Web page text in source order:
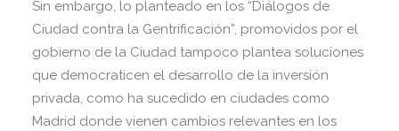
Sin embargo, lo planteado en los “Diálogos de
Ciudad contra la Gentrificación”, promovidos por el
gobierno de la Ciudad tampoco plantea soluciones
que democraticen el desarrollo de la inversión
privada, como ha sucedido en ciudades como
Madrid donde vienen cambios relevantes en los